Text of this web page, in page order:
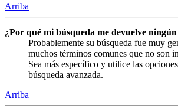
Arriba
¿Por qué mi búsqueda me devuelve
Probablemente su búsqueda fue muy
muchos términos comunes que no son
Sea más específico y utilice las
búsqueda avanzada.
Arriba